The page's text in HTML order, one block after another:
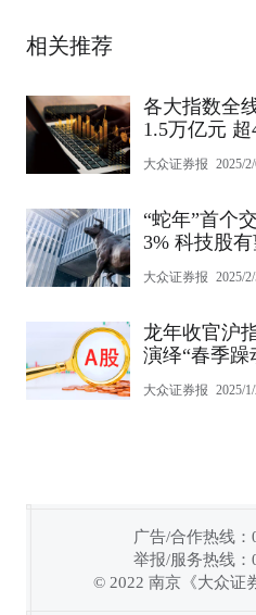
相关推荐
各大指数全
1.5万亿元 超
来普涨行情
大众证券报 2025/
“蛇年”首个
3% 科技股
大众证券报 2025/
龙年收官沪
演绎“春季躁
大众证券报 2025/
广告/合作热线：
举报/服务热线：
© 2022 南京《大众证
链接复制